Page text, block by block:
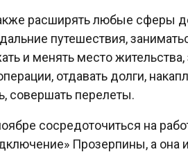
расширять любые сферы
путешествия,
и менять место
отдавать долги,
совершать перелеты.
сосредоточиться на
Прозерпины, а